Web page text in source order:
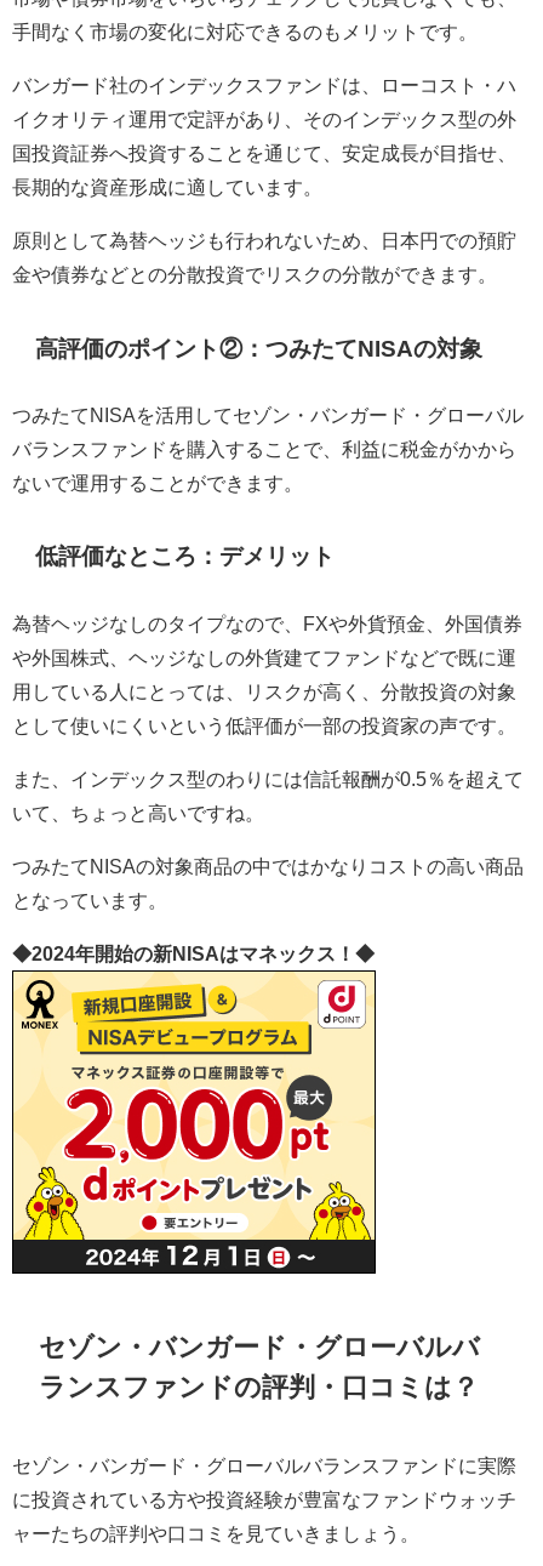
手間なく市場の変化に対応できるのもメリットです。
バンガード社のインデックスファンドは、ローコスト・ハ
イクオリティ運用で定評があり、そのインデックス型の外
国投資証券へ投資することを通じて、安定成長が目指せ、
長期的な資産形成に適しています。
原則として為替ヘッジも行われないため、日本円での預貯
金や債券などとの分散投資でリスクの分散ができます。
高評価のポイント②：つみたてNISAの対象
つみたてNISAを活用してセゾン・バンガード・グローバル
バランスファンドを購入することで、利益に税金がかから
ないで運用することができます。
低評価なところ：デメリット
為替ヘッジなしのタイプなので、FXや外貨預金、外国債券
や外国株式、ヘッジなしの外貨建てファンドなどで既に運
用している人にとっては、リスクが高く、分散投資の対象
として使いにくいという低評価が一部の投資家の声です。
また、インデックス型のわりには信託報酬が0.5％を超えて
いて、ちょっと高いですね。
つみたてNISAの対象商品の中ではかなりコストの高い商品
となっています。
◆2024年開始の新NISAはマネックス！◆
セゾン・バンガード・グローバルバ
ランスファンドの評判・口コミは？
セゾン・バンガード・グローバルバランスファンドに実際
に投資されている方や投資経験が豊富なファンドウォッチ
ャーたちの評判や口コミを見ていきましょう。